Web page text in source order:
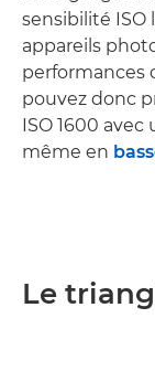
sensibilité ISO
appareils
performances
pouvez donc
ISO 1600
même en
Le